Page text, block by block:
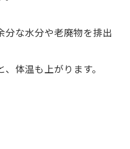
分な水分や老廃物を排出
体温も上がります。